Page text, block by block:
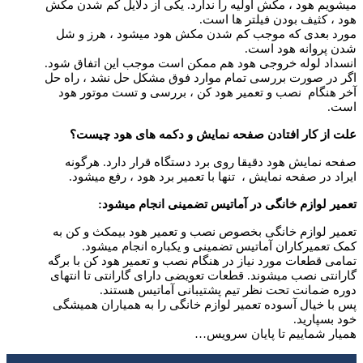
میشویم هود ، مکش اولیه را ندارد. یکی از دلایل کم شدن مکش
هود ، کثیف بودن فیلتر ها است.
مورد بعدی که موجب کم شدن مکش هود میشود ، هرز و شل
شدن پروانه هود است.
انسداد لوله خروجی هود هم ممکن است موجب این اتفاق شود.
اگر در صورت بررسی تمام موارد فوق مشکل حل نشد ، راه حل
آخر هنگام نصب و تعمیر هود کن ، بررسی و تست موتور هود
است.
علت از کار افتادن صفحه نمایش و دکمه های هود چیست؟
صفحه نمایش هود دقیقا روی برد دستگاه قرار دارد. هرگونه
ایراد در صفحه نمایش ، تنها با تعمیر برد هود ، رفع میشود.
تعمیر لوازم خانگی در آماتیس تضمینی انجام میشود:
تعمیر لوازم خانگی بخصوص نصب و تعمیر هود بیمکث و کن به
کمک تعمیرکاران آماتیس تضمینی و یکباره انجام میشود.
تمامی قطعات مورد نیاز در هنگام نصب و تعمیر هود کن با برگه
گارانتی نصب میشوند. قطعات تعویضی دارای گارانتی تا انتهای
دوره ضمانت تحت نظر تیم پشتیبانی آماتیس هستند.
پس با خیال آسوده تعمیر لوازم خانگی را به همیاران همیشگی
خود بسپارید.
همیار شماییم تا پایان سرویس…